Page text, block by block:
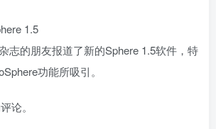
1.5
志的朋友报道了新的Sphere 1.5软件，特
功能所吸引。
论。